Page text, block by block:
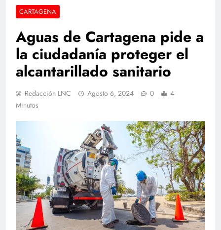
CARTAGENA
Aguas de Cartagena pide a
la ciudadanía proteger el
alcantarillado sanitario
Redacción LNC Agosto 6, 2024 0
4
Minutos